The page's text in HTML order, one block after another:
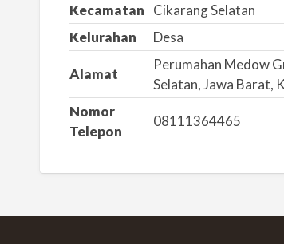
s
a
l
a
Kecamatan
Cikarang Selatan
Kelurahan
Desa
Alamat
Perumahan Medow
Selatan, Jawa Barat,
Nomor
Telepon
08111364465